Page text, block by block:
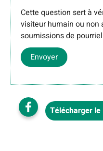
Cette question sert à
visiteur humain ou non
soumissions de
Envoyer
Télécharger le